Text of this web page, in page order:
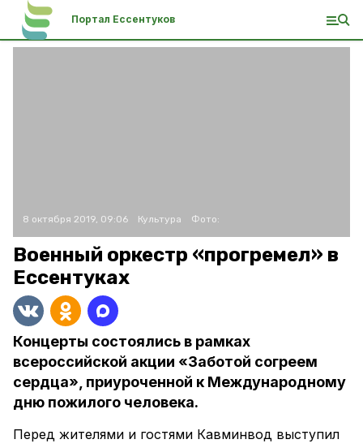
Портал Ессентуков
8 октября 2019, 09:06 Культура Фото:
Военный оркестр «прогремел» в
Ессентуках
Концерты состоялись в рамках
всероссийской акции «Заботой согреем
сердца», приуроченной к Международному
дню пожилого человека.
Перед жителями и гостями Кавминвод выступил